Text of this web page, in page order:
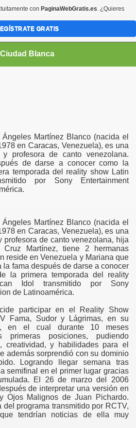
Ciudad Blanca
Martínez Blanco (nacida el
en Caracas, Venezuela), es una
y profesora de canto venezolana.
de darse a conocer como la
temporada del reality show Latin
por Sony Entertainment
Martínez Blanco (nacida el
en Caracas, Venezuela), es una
profesora de canto venezolana, hija
Martínez, tiene 2 hermanas
reside en Venezuela y Mariana que
la fama después de darse a conocer
la primera temporada del reality
Idol transmitido por Sony
de Latinoamérica.
participar en el Reality Show
Fama, Sudor y Lágrimas, en su
en el cual durante 10 meses
primeras posiciones, pudiendo
creatividad, y habilidades para el
además sorprendió con su dominio
Logrando llegar semana tras
semifinal en el primer lugar gracias
El 26 de marzo del 2006
de interpretar una versión en
Ojos Malignos de Juan Pichardo.
del programa transmitido por RCTV,
tendrían noticias de ella muy
con PaginaWebGratis.es. ¿Quieres
GRATIS